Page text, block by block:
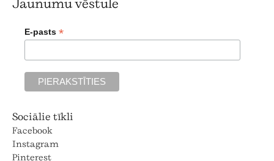
Jaunumu vēstule
E-pasts *
Sociālie tīkli
Facebook
Instagram
Pinterest